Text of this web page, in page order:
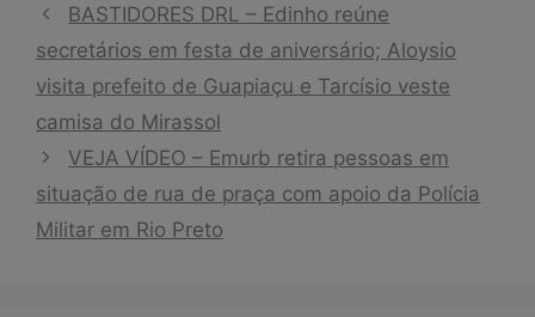
BASTIDORES DRL – Edinho reúne
secretários em festa de aniversário; Aloysio
visita prefeito de Guapiaçu e Tarcísio veste
camisa do Mirassol
VEJA VÍDEO – Emurb retira pessoas em
situação de rua de praça com apoio da Polícia
Militar em Rio Preto